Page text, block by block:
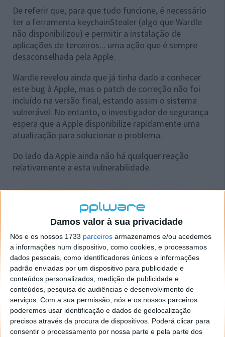
Damos valor à sua privacidade
Nós e os nossos 1733 parceiros armazenamos e/ou acedemos
a informações num dispositivo, como cookies, e processamos
dados pessoais, como identificadores únicos e informações
padrão enviadas por um dispositivo para publicidade e
conteúdos personalizados, medição de publicidade e
conteúdos, pesquisa de audiências e desenvolvimento de
serviços. Com a sua permissão, nós e os nossos parceiros
poderemos usar identificação e dados de geolocalização
precisos através da procura de dispositivos. Poderá clicar para
consentir o processamento por nossa parte e pela parte dos
De referir que, para que tudo funcione, é necessário
ter a ferramenta keychainStealer (algo que Wardle
não disponibilizou) e permitir a instalação de
aplicações de terceiros... uma ação que é sempre
desaconselhada pela Apple.
Wardle revelou ainda que já tinha dado a conhecer
este bug à Apple, mas o patch de correção não foi
incluído na versão final, estando assim o sistema
vulnerável. No entanto, o investigador de segurança
espera que a Apple disponibilize rapidamente uma
atualização para solucionar o problema.
Do lado da Apple ainda não há qualquer reação
relativamente a esta vulnerabilidade.
Este artigo tem mais de um ano
Acompanhe o Pplware no Google Notícias
Proponha uma correção, faça uma sugestão
Autor:Pedro Pinto